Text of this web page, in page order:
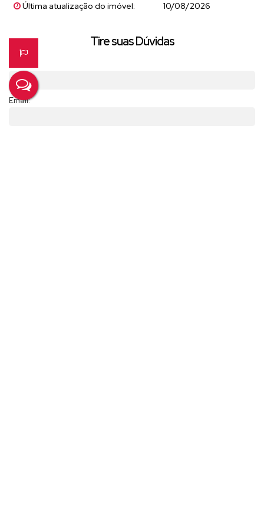
Última atualização do imóvel:
10/08/2026
Tire suas Dúvidas
Email: